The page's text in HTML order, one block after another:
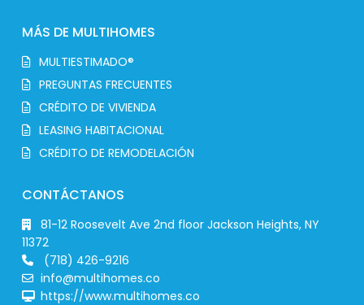
MÁS DE MULTIHOMES
MULTIESTIMADO®
PREGUNTAS FRECUENTES
CRÉDITO DE VIVIENDA
LEASING HABITACIONAL
CRÉDITO DE REMODELACIÓN
CONTÁCTANOS
81-12 Roosevelt Ave 2nd floor Jackson Heights, NY
11372
(718) 426-9216
info@multihomes.co
https://www.multihomes.co